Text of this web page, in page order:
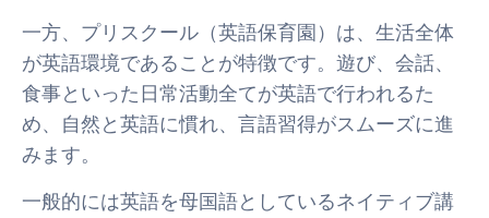
一方、プリスクール（英語保育園）は、生活全体
が英語環境であることが特徴です。遊び、会話、
食事といった日常活動全てが英語で行われるた
め、自然と英語に慣れ、言語習得がスムーズに進
みます。
一般的には英語を母国語としているネイティブ講